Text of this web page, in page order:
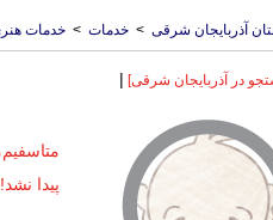
آذربایجان شرقی > خدمات > خدمات
در آذربایجان شرقی] |
پیدا نشد!